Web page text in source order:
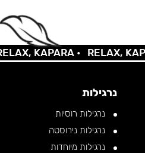
KAPARA • RELAX,
נרגילות
נרגילות רוסיות
נרגילות נירוסטה
נרגילות מיוחדות